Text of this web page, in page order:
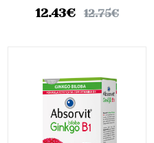
12.43€ 12.75€